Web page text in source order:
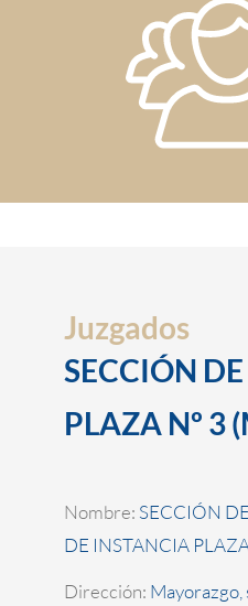
Juzgados
SECCIÓN
PLAZA Nº 3
Nombre: SECCIÓN
DE INSTANCIA
Dirección: